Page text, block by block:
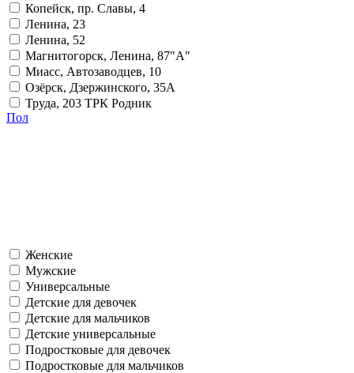
Копейск, пр. Славы, 4
Ленина, 23
Ленина, 52
Магнитогорск, Ленина, 87"А"
Миасс, Автозаводцев, 10
Озёрск, Дзержинского, 35А
Труда, 203 ТРК Родник
Пол
Женские
Мужские
Универсальные
Детские для девочек
Детские для мальчиков
Детские универсальные
Подростковые для девочек
Подростковые для мальчиков